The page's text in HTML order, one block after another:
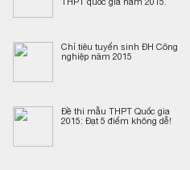
Chỉ tiêu tuyển sinh ĐH Công
nghiệp năm 2015
Đề thi mẫu THPT Quốc gia
2015: Đạt 5 điểm không dễ!